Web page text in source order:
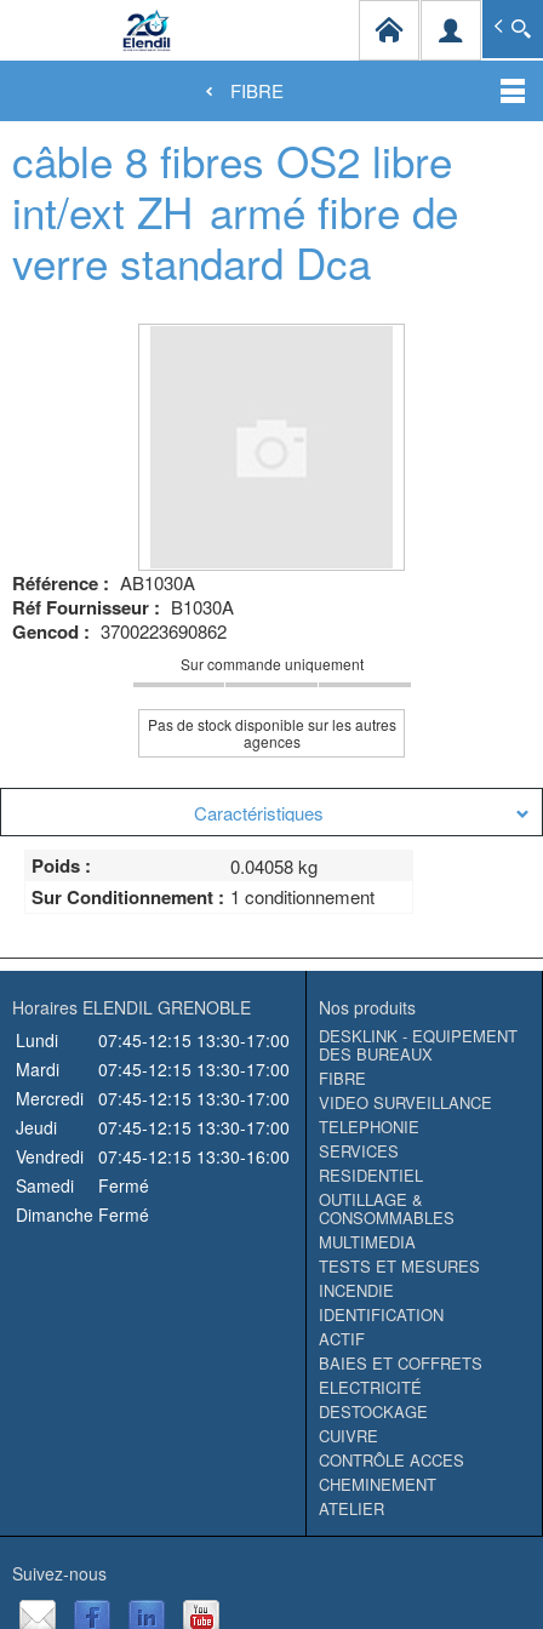
contenu
principal
Spécialiste en infrastructures et solutions de
FIBRE
câble 8 fibres OS2 libre
int/ext ZH armé fibre de
verre standard Dca
Référence : AB1030A
Réf Fournisseur : B1030A
Gencod : 3700223690862
Sur commande uniquement
Pas de stock disponible sur les autres
agences
Caractéristiques
Poids : 0.04058 kg
Sur Conditionnement : 1 conditionnement
Horaires ELENDIL GRENOBLE
Lundi
07:45-12:15 13:30-17:00
Mardi
07:45-12:15 13:30-17:00
Mercredi 07:45-12:15 13:30-17:00
Jeudi
07:45-12:15 13:30-17:00
Vendredi 07:45-12:15 13:30-16:00
Samedi
Fermé
Dimanche Fermé
Nos produits
DESKLINK - EQUIPEMENT
DES BUREAUX
FIBRE
VIDEO SURVEILLANCE
TELEPHONIE
SERVICES
RESIDENTIEL
OUTILLAGE &
CONSOMMABLES
MULTIMEDIA
TESTS ET MESURES
INCENDIE
IDENTIFICATION
ACTIF
BAIES ET COFFRETS
ELECTRICITÉ
DESTOCKAGE
CUIVRE
CONTRÔLE ACCES
CHEMINEMENT
ATELIER
Suivez-nous